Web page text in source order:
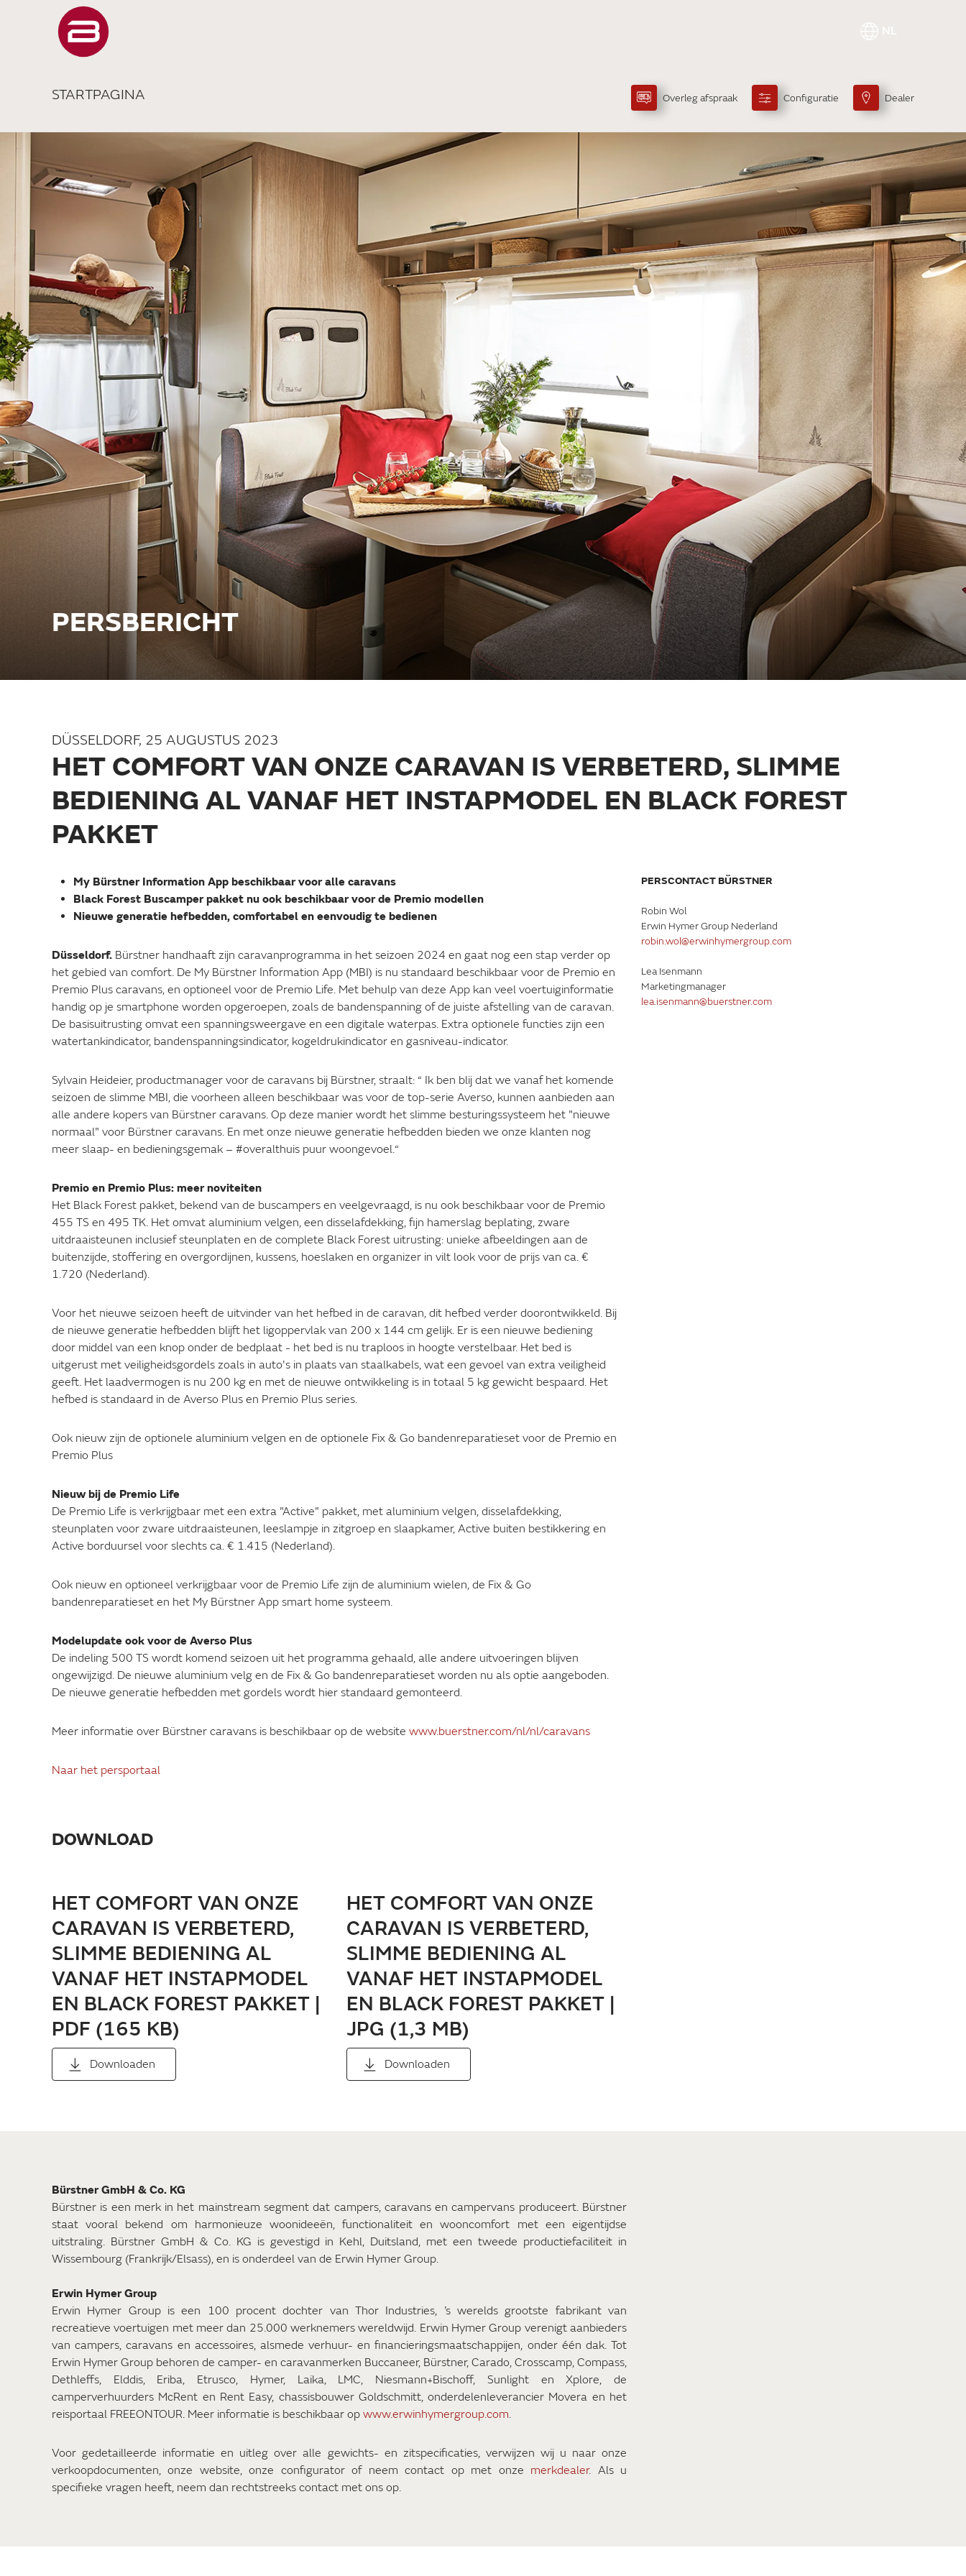
NL
STARTPAGINA Overleg afspraak Configuratie Dealer
PERSBERICHT
DÜSSELDORF, 25 AUGUSTUS 2023
HET COMFORT VAN ONZE CARAVAN IS VERBETERD, SLIMME
BEDIENING AL VANAF HET INSTAPMODEL EN BLACK FOREST
PAKKET
My Bürstner Information App beschikbaar voor alle caravans
Black Forest Buscamper pakket nu ook beschikbaar voor de Premio modellen
Nieuwe generatie hefbedden, comfortabel en eenvoudig te bedienen
Düsseldorf. Bürstner handhaaft zijn caravanprogramma in het seizoen 2024 en gaat nog een stap verder op
het gebied van comfort. De My Bürstner Information App (MBI) is nu standaard beschikbaar voor de Premio en
Premio Plus caravans, en optioneel voor de Premio Life. Met behulp van deze App kan veel voertuiginformatie
handig op je smartphone worden opgeroepen, zoals de bandenspanning of de juiste afstelling van de caravan.
De basisuitrusting omvat een spanningsweergave en een digitale waterpas. Extra optionele functies zijn een
watertankindicator, bandenspanningsindicator, kogeldrukindicator en gasniveau-indicator.
Sylvain Heideier, productmanager voor de caravans bij Bürstner, straalt: “ Ik ben blij dat we vanaf het komende
seizoen de slimme MBI, die voorheen alleen beschikbaar was voor de top-serie Averso, kunnen aanbieden aan
alle andere kopers van Bürstner caravans. Op deze manier wordt het slimme besturingssysteem het "nieuwe
normaal" voor Bürstner caravans. En met onze nieuwe generatie hefbedden bieden we onze klanten nog
meer slaap- en bedieningsgemak – #overalthuis puur woongevoel.“
Premio en Premio Plus: meer noviteiten
Het Black Forest pakket, bekend van de buscampers en veelgevraagd, is nu ook beschikbaar voor de Premio
455 TS en 495 TK. Het omvat aluminium velgen, een disselafdekking, fijn hamerslag beplating, zware
uitdraaisteunen inclusief steunplaten en de complete Black Forest uitrusting: unieke afbeeldingen aan de
buitenzijde, stoffering en overgordijnen, kussens, hoeslaken en organizer in vilt look voor de prijs van ca. €
1.720 (Nederland).
Voor het nieuwe seizoen heeft de uitvinder van het hefbed in de caravan, dit hefbed verder doorontwikkeld. Bij
de nieuwe generatie hefbedden blijft het ligoppervlak van 200 x 144 cm gelijk. Er is een nieuwe bediening
door middel van een knop onder de bedplaat - het bed is nu traploos in hoogte verstelbaar. Het bed is
uitgerust met veiligheidsgordels zoals in auto's in plaats van staalkabels, wat een gevoel van extra veiligheid
geeft. Het laadvermogen is nu 200 kg en met de nieuwe ontwikkeling is in totaal 5 kg gewicht bespaard. Het
hefbed is standaard in de Averso Plus en Premio Plus series.
Ook nieuw zijn de optionele aluminium velgen en de optionele Fix & Go bandenreparatieset voor de Premio en
Premio Plus
Nieuw bij de Premio Life
De Premio Life is verkrijgbaar met een extra "Active" pakket, met aluminium velgen, disselafdekking,
steunplaten voor zware uitdraaisteunen, leeslampje in zitgroep en slaapkamer, Active buiten bestikkering en
Active borduursel voor slechts ca. € 1.415 (Nederland).
Ook nieuw en optioneel verkrijgbaar voor de Premio Life zijn de aluminium wielen, de Fix & Go
bandenreparatieset en het My Bürstner App smart home systeem.
Modelupdate ook voor de Averso Plus
De indeling 500 TS wordt komend seizoen uit het programma gehaald, alle andere uitvoeringen blijven
ongewijzigd. De nieuwe aluminium velg en de Fix & Go bandenreparatieset worden nu als optie aangeboden.
De nieuwe generatie hefbedden met gordels wordt hier standaard gemonteerd.
Meer informatie over Bürstner caravans is beschikbaar op de website www.buerstner.com/nl/nl/caravans
Naar het persportaal
PERSCONTACT BÜRSTNER
Robin Wol
Erwin Hymer Group Nederland
robin.wol@erwinhymergroup.com
Lea Isenmann
Marketingmanager
lea.isenmann@buerstner.com
DOWNLOAD
HET COMFORT VAN ONZE
CARAVAN IS VERBETERD,
SLIMME BEDIENING AL
VANAF HET INSTAPMODEL
EN BLACK FOREST PAKKET |
PDF (165 KB)
Downloaden
HET COMFORT VAN ONZE
CARAVAN IS VERBETERD,
SLIMME BEDIENING AL
VANAF HET INSTAPMODEL
EN BLACK FOREST PAKKET |
JPG (1,3 MB)
Downloaden
Bürstner GmbH & Co. KG
Bürstner is een merk in het mainstream segment dat campers, caravans en campervans produceert. Bürstner
staat vooral bekend om harmonieuze woonideeën, functionaliteit en wooncomfort met een eigentijdse
uitstraling. Bürstner GmbH & Co. KG is gevestigd in Kehl, Duitsland, met een tweede productiefaciliteit in
Wissembourg (Frankrijk/Elsass), en is onderdeel van de Erwin Hymer Group.
Erwin Hymer Group
Erwin Hymer Group is een 100 procent dochter van Thor Industries, ’s werelds grootste fabrikant van
recreatieve voertuigen met meer dan 25.000 werknemers wereldwijd. Erwin Hymer Group verenigt aanbieders
van campers, caravans en accessoires, alsmede verhuur- en financieringsmaatschappijen, onder één dak. Tot
Erwin Hymer Group behoren de camper- en caravanmerken Buccaneer, Bürstner, Carado, Crosscamp, Compass,
Dethleffs, Elddis, Eriba, Etrusco, Hymer, Laika, LMC, Niesmann+Bischoff, Sunlight en Xplore, de
camperverhuurders McRent en Rent Easy, chassisbouwer Goldschmitt, onderdelenleverancier Movera en het
reisportaal FREEONTOUR. Meer informatie is beschikbaar op www.erwinhymergroup.com.
Voor gedetailleerde informatie en uitleg over alle gewichts- en zitspecificaties, verwijzen wij u naar onze
verkoopdocumenten, onze website, onze configurator of neem contact op met onze merkdealer. Als u
specifieke vragen heeft, neem dan rechtstreeks contact met ons op.